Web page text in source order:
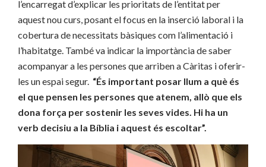
l’encarregat d’explicar les prioritats de l’entitat per
aquest nou curs, posant el focus en la inserció laboral i la
cobertura de necessitats bàsiques com l’alimentació i
l’habitatge. També va indicar la importància de saber
acompanyar a les persones que arriben a Càritas i oferir-
les un espai segur. “És important posar llum a què és
el que pensen les persones que atenem, allò que els
dona força per sostenir les seves vides. Hi ha un
verb decisiu a la Bíblia i aquest és escoltar”.